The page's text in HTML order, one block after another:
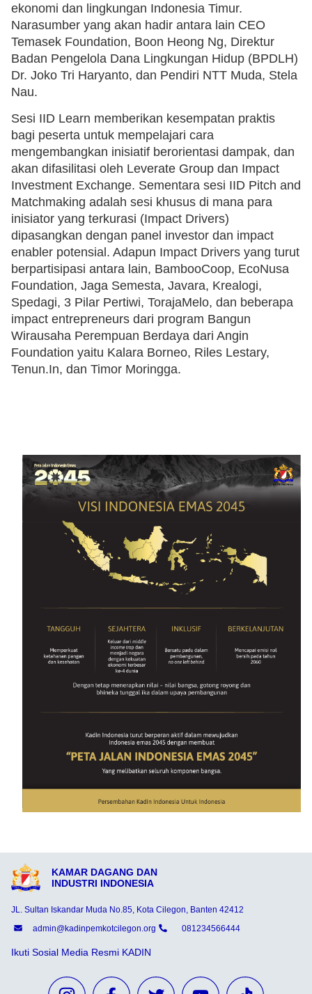
ekonomi dan lingkungan Indonesia Timur.
Narasumber yang akan hadir antara lain CEO
Temasek Foundation, Boon Heong Ng, Direktur
Badan Pengelola Dana Lingkungan Hidup (BPDLH)
Dr. Joko Tri Haryanto, dan Pendiri NTT Muda, Stela
Nau.
Sesi IID Learn memberikan kesempatan praktis
bagi peserta untuk mempelajari cara
mengembangkan inisiatif berorientasi dampak, dan
akan difasilitasi oleh Leverate Group dan Impact
Investment Exchange. Sementara sesi IID Pitch and
Matchmaking adalah sesi khusus di mana para
inisiator yang terkurasi (Impact Drivers)
dipasangkan dengan panel investor dan impact
enabler potensial. Adapun Impact Drivers yang turut
berpartisipasi antara lain, BambooCoop, EcoNusa
Foundation, Jaga Semesta, Javara, Krealogi,
Spedagi, 3 Pilar Pertiwi, TorajaMelo, dan beberapa
impact entrepreneurs dari program Bangun
Wirausaha Perempuan Berdaya dari Angin
Foundation yaitu Kalara Borneo, Riles Lestary,
Tenun.In, dan Timor Moringga.
KAMAR DAGANG DAN
INDUSTRI INDONESIA
JL. Sultan Iskandar Muda No.85, Kota Cilegon, Banten 42412
admin@kadinpemkotcilegon.org
081234566444
Ikuti Sosial Media Resmi KADIN